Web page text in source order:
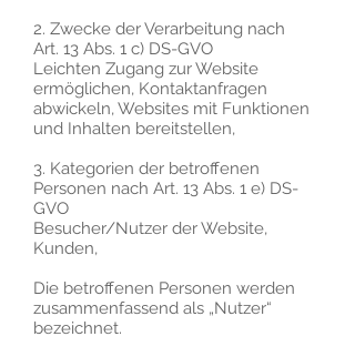
2. Zwecke der Verarbeitung nach
Art. 13 Abs. 1 c) DS-GVO
Leichten Zugang zur Website
ermöglichen, Kontaktanfragen
abwickeln, Websites mit Funktionen
und Inhalten bereitstellen,
3. Kategorien der betroffenen
Personen nach Art. 13 Abs. 1 e) DS-
GVO
Besucher/Nutzer der Website,
Kunden,
Die betroffenen Personen werden
zusammenfassend als „Nutzer“
bezeichnet.